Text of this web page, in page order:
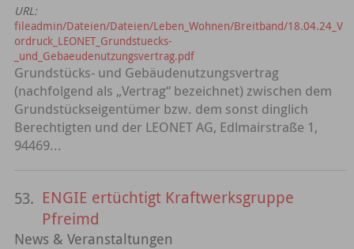
URL:
fileadmin/Dateien/Dateien/Leben_Wohnen/Breitband/18.04.24_V
ordruck_LEONET_Grundstuecks-
_und_Gebaeudenutzungsvertrag.pdf
Grundstücks- und Gebäudenutzungsvertrag
(nachfolgend als „Vertrag“ bezeichnet) zwischen dem
Grundstückseigentümer bzw. dem sonst dinglich
Berechtigten und der LEONET AG, Edlmairstraße 1,
94469...
53. ENGIE ertüchtigt Kraftwerksgruppe
Pfreimd
News & Veranstaltungen